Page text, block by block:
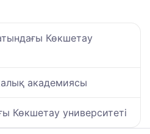
Көкшетау
академиясы
Көкшетау университетi